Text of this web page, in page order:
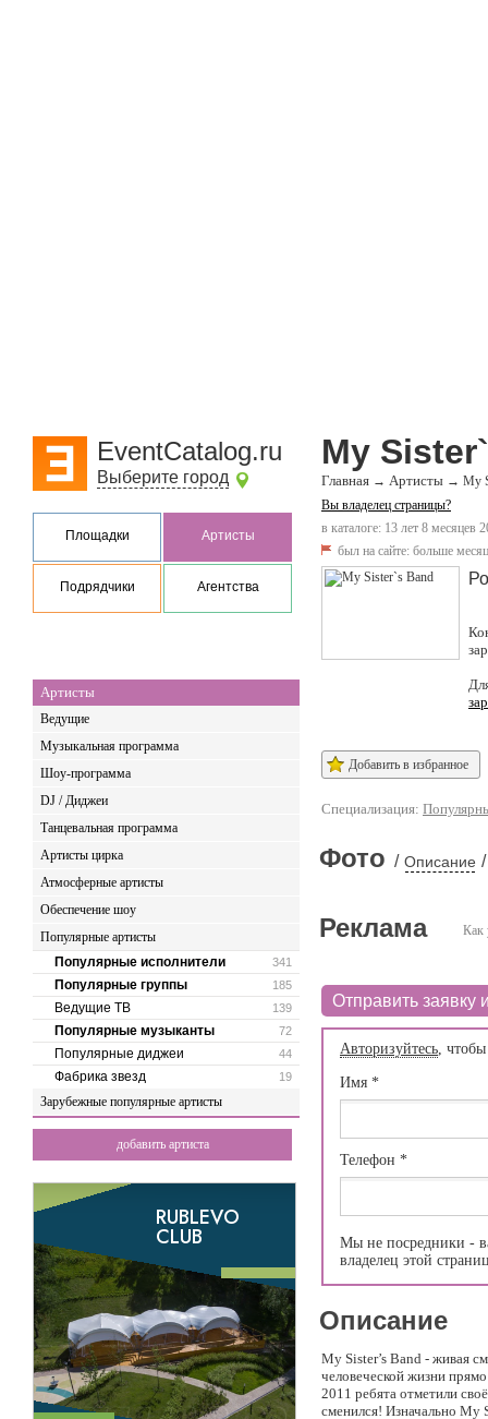
EventCatalog.ru
Выберите город
Площадки Артисты
Подрядчики Агентства
Артисты
Ведущие
Музыкальная программа
Шоу-программа
DJ / Диджеи
Танцевальная программа
Артисты цирка
Атмосферные артисты
Обеспечение шоу
Популярные артисты
341
Популярные исполнители
185
Популярные группы
139
Ведущие ТВ
72
Популярные музыканты
44
Популярные диджеи
19
Фабрика звезд
Зарубежные популярные артисты
добавить артиста
My
Главная → Артисты → My
Вы владелец страницы?
в каталоге: 13 лет 8 месяцев
был на сайте: больше
Добавить в избранное
Специализация:
Фото / Описание /
Как
Реклама
Отправить заявку
Авторизуйтесь,
Имя *
Телефон *
Мы не посредники -
владелец этой
Описание
My Sister’s Band - живая
человеческой жизни
2011 ребята отметили
сменился! Изначально My